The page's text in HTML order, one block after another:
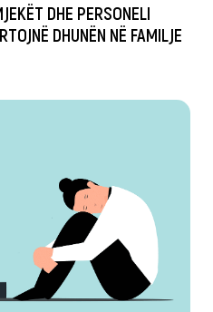
DHE PERSONELI
DHUNËN NË FAMILJE